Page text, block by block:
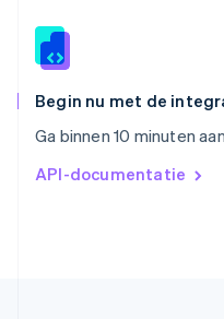
Begin nu met de
Ga binnen 10 minuten
API-documentatie
Thailand
Tsjechië
English
简体中文English
English